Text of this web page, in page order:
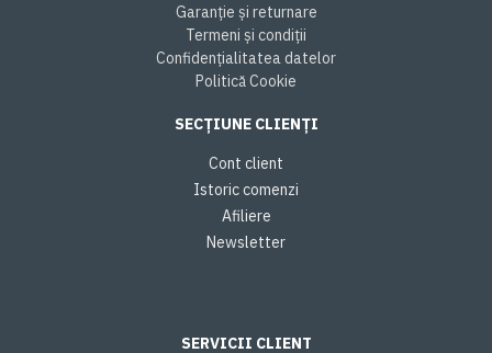
Garanție și returnare
Termeni și condiții
Confidențialitatea datelor
Politică Cookie
SECȚIUNE CLIENȚI
Cont client
Istoric comenzi
Afiliere
Newsletter
SERVICII CLIENT